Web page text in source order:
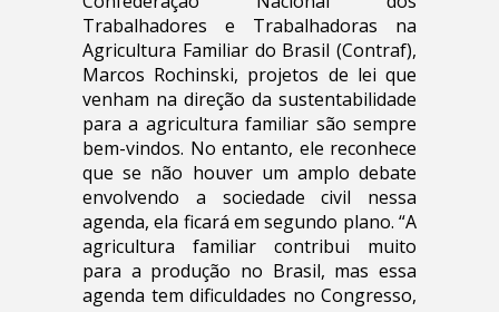
Trabalhadores e Trabalhadoras na
Agricultura Familiar do Brasil (Contraf),
Marcos Rochinski, projetos de lei que
venham na direção da sustentabilidade
para a agricultura familiar são sempre
bem-vindos. No entanto, ele reconhece
que se não houver um amplo debate
envolvendo a sociedade civil nessa
agenda, ela ficará em segundo plano. “A
agricultura familiar contribui muito
para a produção no Brasil, mas essa
agenda tem dificuldades no Congresso,